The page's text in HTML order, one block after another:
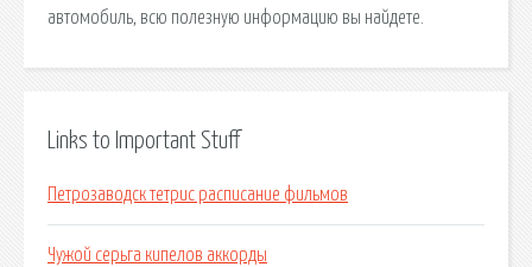
автомобиль, всю полезную информацию вы найдете.
Links to Important Stuff
Петрозаводск тетрис расписание фильмов
Чужой серьга кипелов аккорды